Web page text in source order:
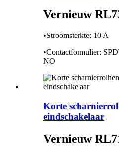
Vernieuw
•Stroomsterkte: 10 A
•Contactformulier:
NO
Korte
eindschakelaar
Vernieuw